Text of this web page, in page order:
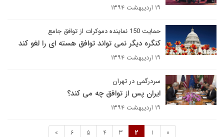
۱۹ اردیبهشت ۱۳۹۴
حمایت 150 نماینده دموکرات از توافق جامع
کنگره دیگر نمی تواند توافق هسته ای را لغو کند
۱۹ اردیبهشت ۱۳۹۴
سردرگمی در تهران
ایران پس از توافق چه می کند؟
۱۹ اردیبهشت ۱۳۹۴
«
1
2
3
4
5
6
»